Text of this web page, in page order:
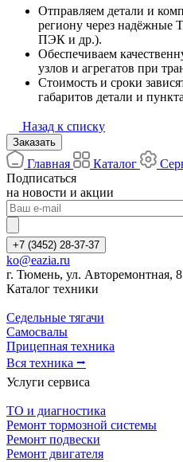
Отправляем детали и
региону через
ПЭК и др.).
Обеспечиваем
узлов и агрегатов при
Стоимость и сроки
габаритов детали и
Назад к списку
Заказать
Главная Каталог
Подписаться
на новости и акции
+7 (3452) 28-37-37
ko@eazia.ru
г. Тюмень, ул. Авторемонтная, 8
Каталог техники
Седельные тягачи
Самосвалы
Прицепная техника
Вся техника ⭢
Услуги сервиса
ТО и диагностика
Ремонт тормозной системы
Ремонт подвески
Ремонт двигателя